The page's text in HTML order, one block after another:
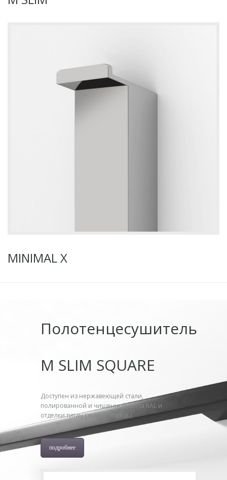
MINIMAL X
Полотенцесушитель
M SLIM SQUARE
Доступен из нержавеющей стали,
полированной и чищенной,цвета RAL и
отделки титан (золото и медь)
подробнее